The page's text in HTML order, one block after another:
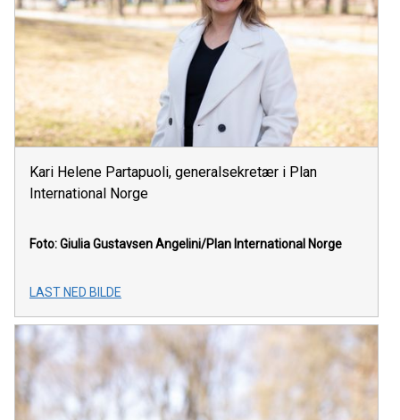
Kari Helene Partapuoli, generalsekretær i Plan
International Norge
Foto: Giulia Gustavsen Angelini/Plan International Norge
LAST NED BILDE